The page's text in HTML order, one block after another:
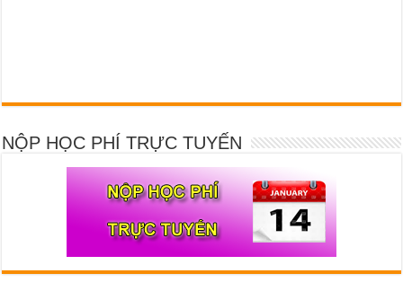
NỘP HỌC PHÍ TRỰC TUYẾN